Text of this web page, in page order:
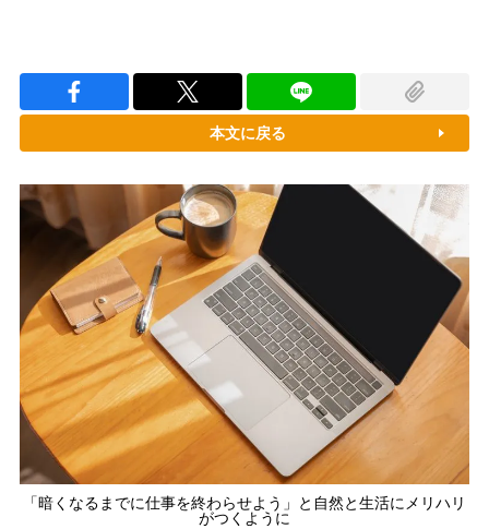
本文に戻る
「暗くなるまでに仕事を終わらせよう」と自然と生活にメリハリ
がつくように